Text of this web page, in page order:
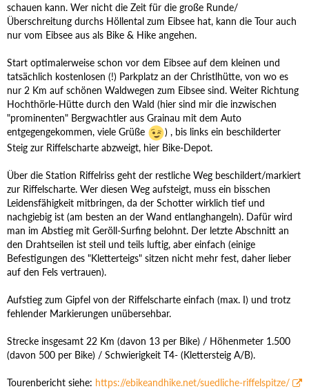
schauen kann. Wer nicht die Zeit für die große Runde/
Überschreitung durchs Höllental zum Eibsee hat, kann die Tour auch
nur vom Eibsee aus als Bike & Hike angehen.
Start optimalerweise schon vor dem Eibsee auf dem kleinen und
tatsächlich kostenlosen (!) Parkplatz an der Christlhütte, von wo es
nur 2 Km auf schönen Waldwegen zum Eibsee sind. Weiter Richtung
Hochthörle-Hütte durch den Wald (hier sind mir die inzwischen
"prominenten" Bergwachtler aus Grainau mit dem Auto
entgegengekommen, viele Grüße
) , bis links ein beschilderter
Steig zur Riffelscharte abzweigt, hier Bike-Depot.
Über die Station Riffelriss geht der restliche Weg beschildert/markiert
zur Riffelscharte. Wer diesen Weg aufsteigt, muss ein bisschen
Leidensfähigkeit mitbringen, da der Schotter wirklich tief und
nachgiebig ist (am besten an der Wand entlanghangeln). Dafür wird
man im Abstieg mit Geröll-Surfing belohnt. Der letzte Abschnitt an
den Drahtseilen ist steil und teils luftig, aber einfach (einige
Befestigungen des "Kletterteigs" sitzen nicht mehr fest, daher lieber
auf den Fels vertrauen).
Aufstieg zum Gipfel von der Riffelscharte einfach (max. I) und trotz
fehlender Markierungen unübersehbar.
Strecke insgesamt 22 Km (davon 13 per Bike) / Höhenmeter 1.500
(davon 500 per Bike) / Schwierigkeit T4- (Klettersteig A/B).
Tourenbericht siehe: https://ebikeandhike.net/suedliche-riffelspitze/